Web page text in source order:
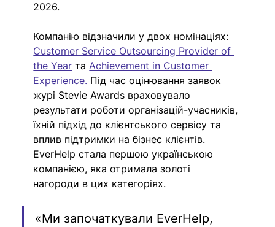
2026.
Компанію відзначили у двох номінаціях:
Customer Service Outsourcing Provider of
the Year та Achievement in Customer
Experience. Під час оцінювання заявок
журі Stevie Awards враховувало
результати роботи організацій-учасників,
їхній підхід до клієнтського сервісу та
вплив підтримки на бізнес клієнтів.
EverHelp стала першою українською
компанією, яка отримала золоті
нагороди в цих категоріях.
«Ми започаткували EverHelp,